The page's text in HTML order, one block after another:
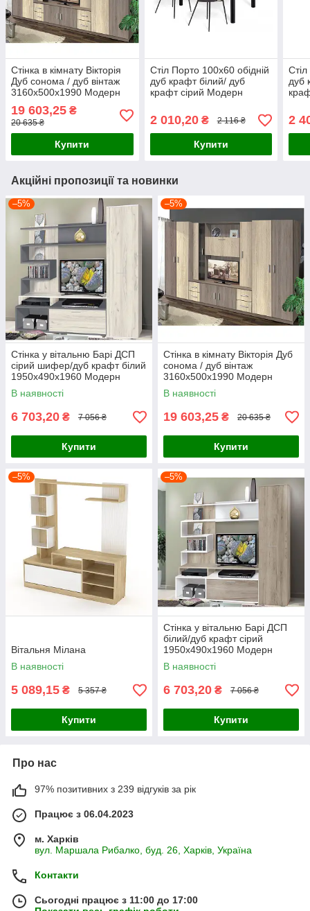
Стінка в кімнату Вікторія
Дуб сонома / дуб вінтаж
3160х500х1990 Модерн
19 603,25 ₴
20 635 ₴
Купити
Стіл Порто 100х60 обідній
дуб крафт білий/ дуб
крафт сірий Модерн
2 010,20₴ 2 116 ₴
Купити
дуб
2
Акційні пропозиції та новинки
–5%
Стінка у вітальню Барі ДСП
сірий шифер/дуб крафт білий
1950х490х1960 Модерн
В наявності
6 703,20 ₴ 7 056 ₴
Купити
–5%
Стінка в кімнату Вікторія Дуб
сонома / дуб вінтаж
3160х500х1990 Модерн
В наявності
19 603,25 ₴ 20 635 ₴
Купити
–5%
Вітальня Мілана
В наявності
5 089,15 ₴ 5 357 ₴
Купити
–5%
Стінка у вітальню Барі ДСП
білий/дуб крафт сірий
1950х490х1960 Модерн
В наявності
6 703,20 ₴ 7 056 ₴
Купити
Про нас
97% позитивних з 239 відгуків за рік
Працює з 06.04.2023
м. Харків
вул. Маршала Рибалко, буд. 26, Харків, Україна
Контакти
Сьогодні працює з 11:00 до 17:00